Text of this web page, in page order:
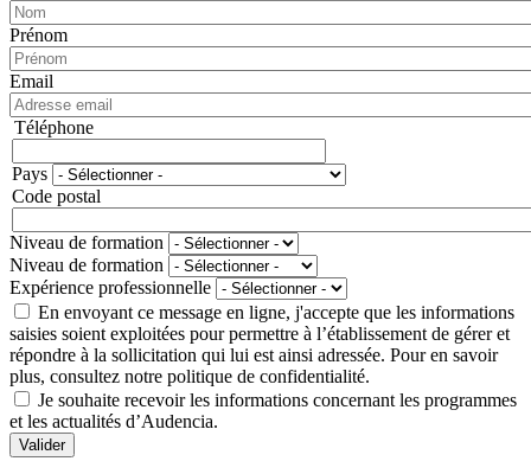
Prénom
Email
Téléphone
Adresse
Pays
Code postal
Niveau de formation
Niveau de formation
Expérience professionnelle
En envoyant ce message en ligne, j'accepte que les informations
saisies soient exploitées pour permettre à l’établissement de gérer et
répondre à la sollicitation qui lui est ainsi adressée. Pour en savoir
plus, consultez notre politique de confidentialité.
Je souhaite recevoir les informations concernant les programmes
et les actualités d’Audencia.
Valider